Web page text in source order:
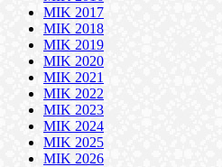
MIK 2017
MIK 2018
MIK 2019
MIK 2020
MIK 2021
MIK 2022
MIK 2023
MIK 2024
MIK 2025
MIK 2026